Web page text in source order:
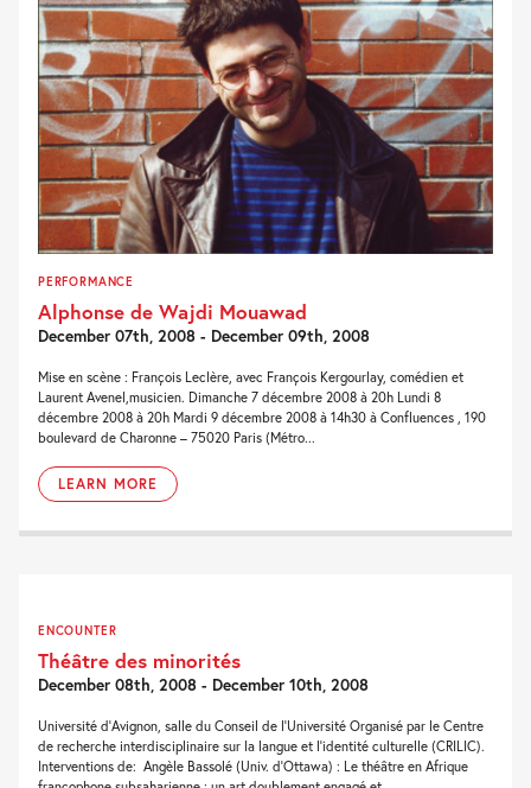
PERFORMANCE
Alphonse de Wajdi Mouawad
December 07th, 2008 - December 09th, 2008
Mise en scène : François Leclère, avec François Kergourlay, comédien et
Laurent Avenel,musicien. Dimanche 7 décembre 2008 à 20h Lundi 8
décembre 2008 à 20h Mardi 9 décembre 2008 à 14h30 à Confluences , 190
boulevard de Charonne – 75020 Paris (Métro...
LEARN MORE
ENCOUNTER
Théâtre des minorités
December 08th, 2008 - December 10th, 2008
Université d’Avignon, salle du Conseil de l’Université Organisé par le Centre
de recherche interdisciplinaire sur la langue et l’identité culturelle (CRILIC).
Interventions de: Angèle Bassolé (Univ. d’Ottawa) : Le théâtre en Afrique